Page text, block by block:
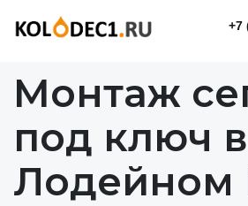
+7
Монтаж
под ключ в
Лодейном